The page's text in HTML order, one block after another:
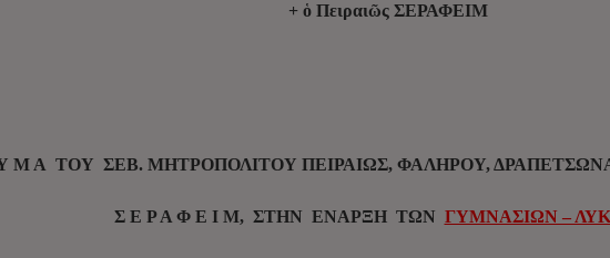
+ ὁ Πειραιῶς ΣΕΡΑΦΕΙΜ
Μ Α ΤΟΥ ΣΕΒ. ΜΗΤΡΟΠΟΛΙΤΟΥ ΠΕΙΡΑΙΩΣ, ΦΑΛΗΡΟΥ,
Σ Ε Ρ Α Φ Ε Ι Μ, ΣΤΗΝ ΕΝΑΡΞΗ ΤΩΝ ΓΥΜΝΑΣΙΩΝ –